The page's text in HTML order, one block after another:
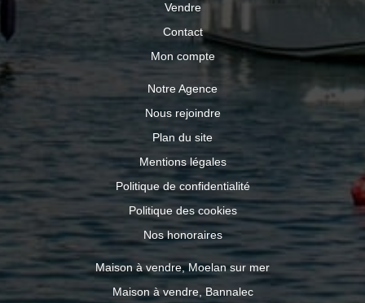
Vendre
Contact
Mon compte
Notre Agence
Nous rejoindre
Plan du site
Mentions légales
Politique de confidentialité
Politique des cookies
Nos honoraires
Maison à vendre, Moelan sur mer
Maison à vendre, Bannalec